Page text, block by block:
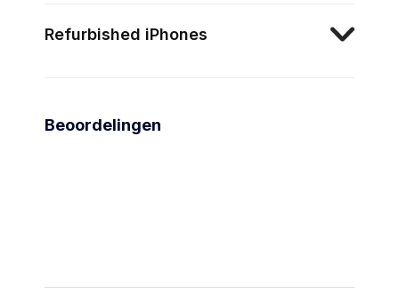
Refurbished iPhones
Beoordelingen